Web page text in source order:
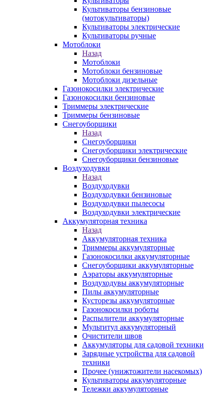
Культиваторы бензиновые
(мотокультиваторы)
Культиваторы электрические
Культиваторы ручные
Мотоблоки
Назад
Мотоблоки
Мотоблоки бензиновые
Мотоблоки дизельные
Газонокосилки электрические
Газонокосилки бензиновые
Триммеры электрические
Триммеры бензиновые
Снегоуборщики
Назад
Снегоуборщики
Снегоуборщики электрические
Снегоуборщики бензиновые
Воздуходувки
Назад
Воздуходувки
Воздуходувки бензиновые
Воздуходувки пылесосы
Воздуходувки электрические
Аккумуляторная техника
Назад
Аккумуляторная техника
Триммеры аккумуляторные
Газонокосилки аккумуляторные
Снегоуборщики аккумуляторные
Аэраторы аккумуляторные
Воздуходувы аккумуляторные
Пилы аккумуляторные
Кусторезы аккумуляторные
Газонокосилки роботы
Распылители аккумуляторные
Мультитул аккумуляторный
Очистители швов
Аккумуляторы для садовой техники
Зарядные устройства для садовой
техники
Прочее (унижтожители насекомых)
Культиваторы аккумуляторные
Тележки аккумуляторные